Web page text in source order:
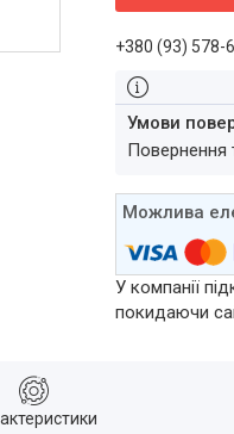
+380 (93) 578-
У компанії
покидаючи